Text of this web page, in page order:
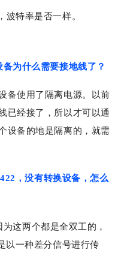
波特率是否一样。
为什么需要接地线了？
备使用了隔离电源。以前
已经接了，所以才可以通
设备的地是隔离的，就需
，没有转换设备，怎么
这两个都是全双工的，
以一种差分信号进行传